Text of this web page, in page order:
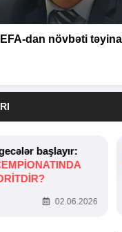
dan növbəti
başlayır:
02.06.2026